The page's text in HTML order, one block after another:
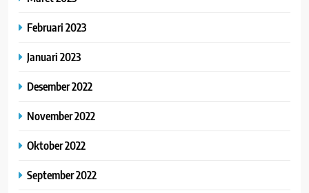
Februari 2023
Januari 2023
Desember 2022
November 2022
Oktober 2022
September 2022